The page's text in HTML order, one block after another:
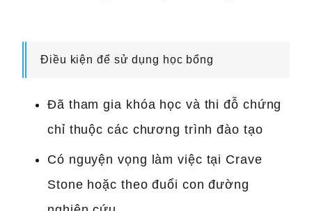
Điều kiện để sử dụng học bổng
Đã tham gia khóa học và thi đỗ chứng
chỉ thuộc các chương trình đào tạo
Có nguyện vọng làm việc tại Crave
Stone hoặc theo đuổi con đường